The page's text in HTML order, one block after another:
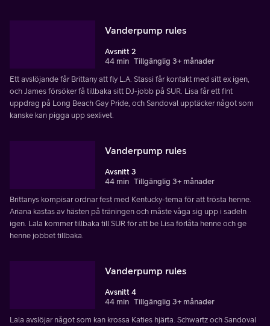
Vanderpump rules
Avsnitt 2
44 min Tillgänglig 3+ månader
Ett avslöjande får Brittany att fly L.A. Stassi får kontakt med sitt ex igen,
och James försöker få tillbaka sitt DJ-jobb på SUR. Lisa får ett fint
uppdrag på Long Beach Gay Pride, och Sandoval upptäcker något som
kanske kan pigga upp sexlivet.
Vanderpump rules
Avsnitt 3
44 min Tillgänglig 3+ månader
Brittanys kompisar ordnar fest med Kentucky-tema för att trösta henne.
Ariana kastas av hästen på träningen och måste våga sig upp i sadeln
igen. Lala kommer tillbaka till SUR för att be Lisa förlåta henne och ge
henne jobbet tillbaka.
Vanderpump rules
Avsnitt 4
44 min Tillgänglig 3+ månader
Lala avslöjar något som kan krossa Katies hjärta. Schwartz och Sandoval